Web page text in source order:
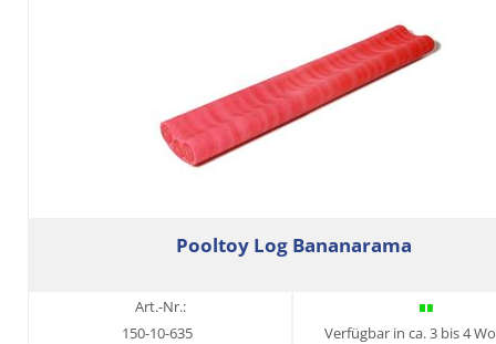
Pooltoy Log Bananarama
Art.-Nr.:
150-10-635
Verfügbar in ca. 3 bis 4